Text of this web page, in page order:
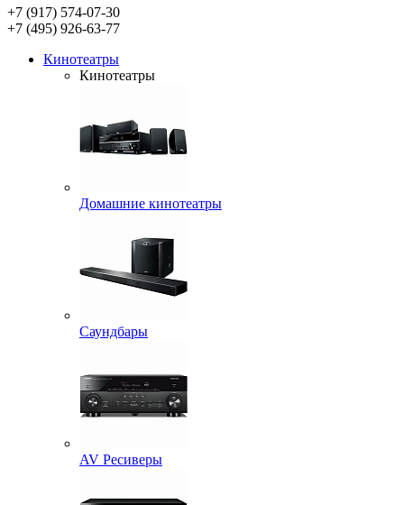
+7 (917) 574-07-30
+7 (495) 926-63-77
Кинотеатры
Кинотеатры
Домашние кинотеатры
Саундбары
AV Ресиверы